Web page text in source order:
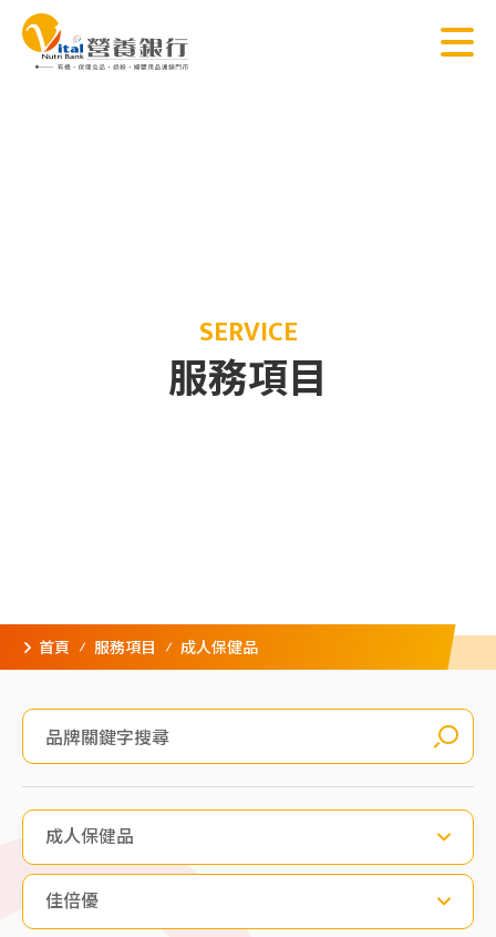
SERVICE
服務項目
首頁 服務項目 成人保健品
成人保健品
佳倍優